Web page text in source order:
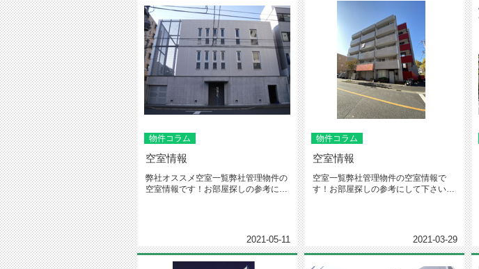
物件コラム
空室情報
弊社オススメ空室一覧弊社管理物件の
空室情報です！お部屋探しの参考にし
2021-05-11
物件コラム
空室情報
空室一覧弊社管理物件の空室情報で
す！お部屋探しの参考にして下さい
2021-03-29